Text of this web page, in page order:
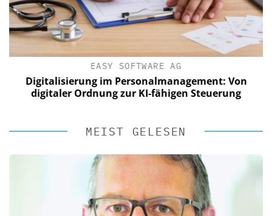
EASY SOFTWARE AG
Digitalisierung im Personalmanagement: Von
digitaler Ordnung zur KI-fähigen Steuerung
MEIST GELESEN